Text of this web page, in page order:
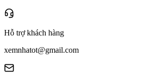
Hỗ trợ khách hàng
xemnhatot@gmail.com